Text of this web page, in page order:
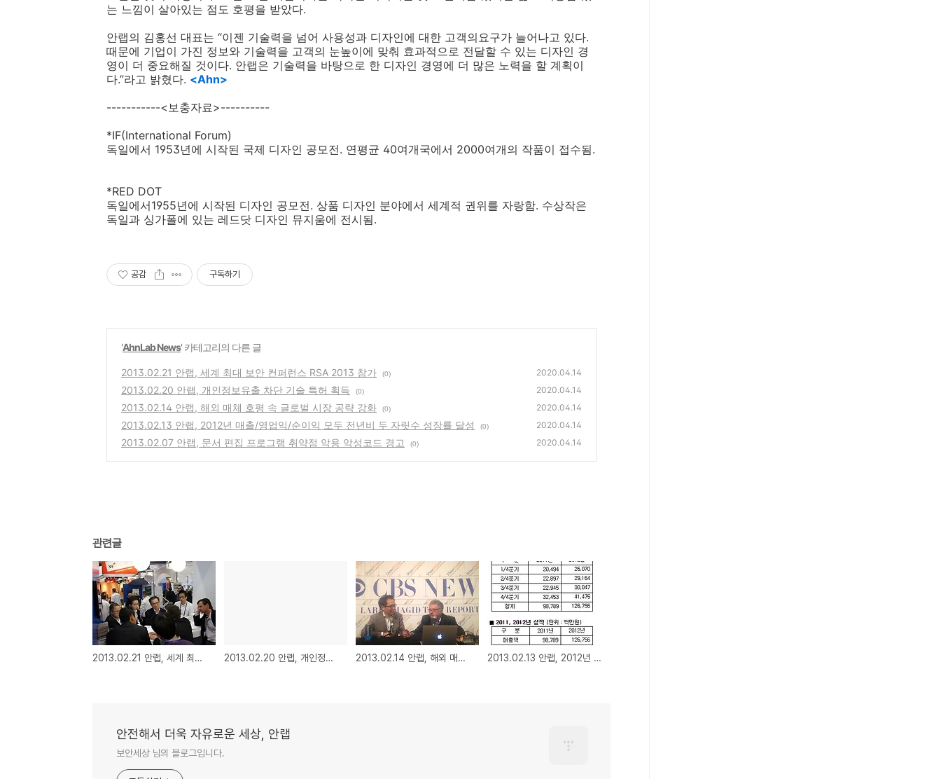
는 느낌이 살아있는 점도 호평을 받았다.
안랩의 김홍선 대표는 “이젠 기술력을 넘어 사용성과 디자인에 대한 고객의요구가 늘어나고 있다.
때문에 기업이 가진 정보와 기술력을 고객의 눈높이에 맞춰 효과적으로 전달할 수 있는 디자인 경
영이 더 중요해질 것이다. 안랩은 기술력을 바탕으로 한 디자인 경영에 더 많은 노력을 할 계획이
다.”라고 밝혔다. <Ahn>
-----------<보충자료>----------
*IF(International Forum)
독일에서 1953년에 시작된 국제 디자인 공모전. 연평균 40여개국에서 2000여개의 작품이 접수됨.
*RED DOT
독일에서1955년에 시작된 디자인 공모전. 상품 디자인 분야에서 세계적 권위를 자랑함. 수상작은
독일과 싱가폴에 있는 레드닷 디자인 뮤지움에 전시됨.
공감 구독하기
'AhnLab News' 카테고리의 다른 글
2013.02.21 안랩, 세계 최대 보안 컨퍼런스 RSA 2013 참가 (0) 2020.04.14
2013.02.20 안랩, 개인정보유출 차단 기술 특허 획득 (0) 2020.04.14
2013.02.14 안랩, 해외 매체 호평 속 글로벌 시장 공략 강화 (0) 2020.04.14
2013.02.13 안랩, 2012년 매출/영업익/순이익 모두 전년비 두 자릿수 성장률 달성 (0) 2020.04.14
2013.02.07 안랩, 문서 편집 프로그램 취약점 악용 악성코드 경고 (0) 2020.04.14
관련글
2013.02.21 안랩, 세계 최대 보안 컨퍼런스 RSA 2013 참가 2013.02.20 안랩, 개인정보유출 차단 기술 특허 획득 2013.02.14 안랩, 해외 매체 호평 속 글로벌 시장 공략 강화 2013.02.13 안랩, 2012년 매출/영업익/순이익 모두 전년비 두 자릿수 성장률 달성
안전해서 더욱 자유로운 세상, 안랩
보안세상 님의 블로그입니다.